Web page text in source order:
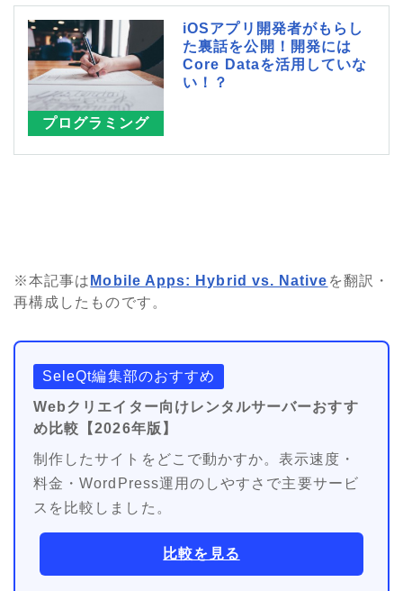
プログラミング
iOSアプリ開発者がもらし
た裏話を公開！開発には
Core Dataを活用していな
い！？
※本記事は Mobile Apps: Hybrid vs. Native を翻訳・
再構成したものです。
SeleQt編集部のおすすめ
Webクリエイター向けレンタルサーバーおすす
め比較【2026年版】
制作したサイトをどこで動かすか。表示速度・
料金・WordPress運用のしやすさで主要サービ
スを比較しました。
比較を見る